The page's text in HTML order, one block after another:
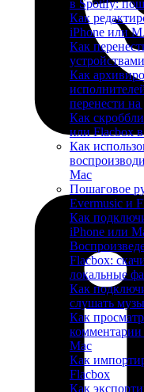
в Spotify:
Как
iPhone или
Как
Как
перенести на
Как
или Flacbox
Как
Mac
Пошаговое
Evermusic и
Как
iPhone или
Flacbox:
локальные
Как
слушать
Как
Mac
Как
Flacbox
Как